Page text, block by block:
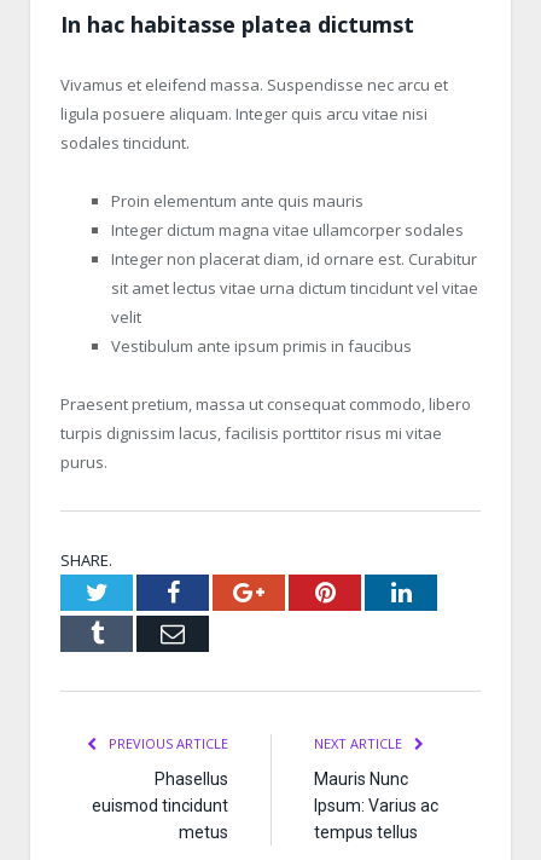
In hac habitasse platea dictumst
Vivamus et eleifend massa. Suspendisse nec arcu et
ligula posuere aliquam. Integer quis arcu vitae nisi
sodales tincidunt.
Proin elementum ante quis mauris
Integer dictum magna vitae ullamcorper sodales
Integer non placerat diam, id ornare est. Curabitur
sit amet lectus vitae urna dictum tincidunt vel vitae
velit
Vestibulum ante ipsum primis in faucibus
Praesent pretium, massa ut consequat commodo, libero
turpis dignissim lacus, facilisis porttitor risus mi vitae
purus.
SHARE.
TwitterFacebookGoogle+PinterestLinkedIn
Tumblr Email
PREVIOUS ARTICLE
Phasellus
euismod tincidunt
metus
NEXT ARTICLE
Mauris Nunc
Ipsum: Varius ac
tempus tellus